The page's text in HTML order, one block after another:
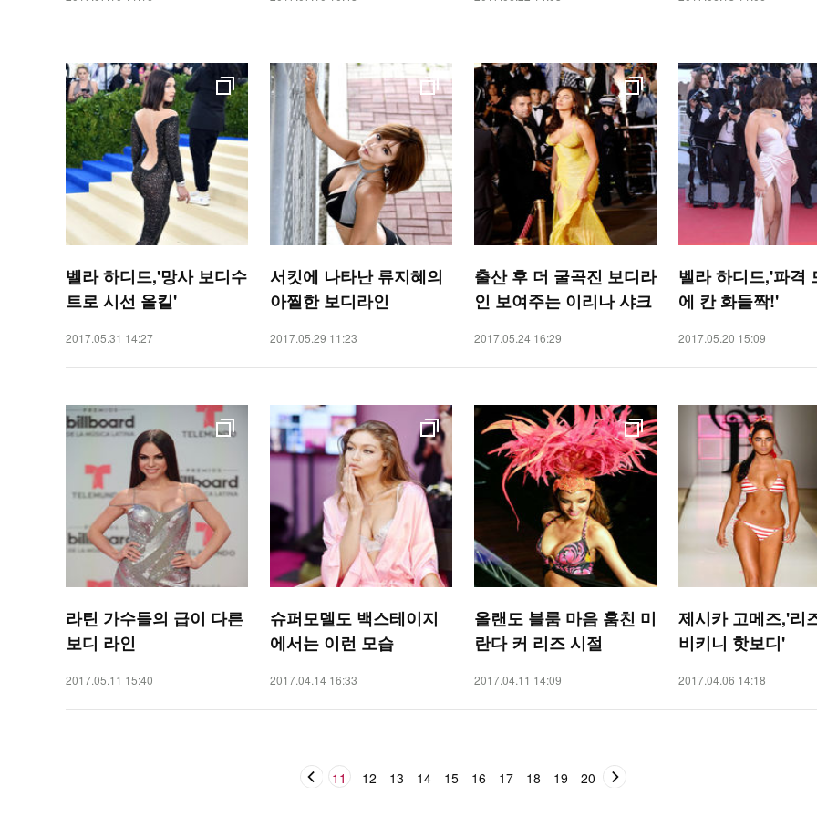
벨라 하디드,'망사 보디수
트로 시선 올킬'
2017.05.31 14:27
서킷에 나타난 류지혜의
아찔한 보디라인
2017.05.29 11:23
출산 후 더 굴곡진 보디라
인 보여주는 이리나 샤크
2017.05.24 16:29
벨라 하디드,'파격
에 칸 화들짝!'
2017.05.20 15:09
라틴 가수들의 급이 다른
보디 라인
2017.05.11 15:40
슈퍼모델도 백스테이지
에서는 이런 모습
2017.04.14 16:33
올랜도 블룸 마음 훔친 미
란다 커 리즈 시절
2017.04.11 14:09
제시카 고메즈,'리
비키니 핫보디'
2017.04.06 14:18
11 12 13 14 15 16 17 18 19 20